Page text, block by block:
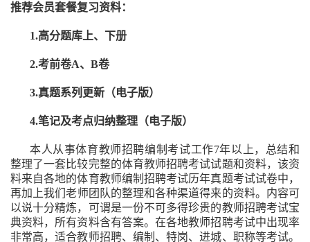
推荐会员套餐复习资料：
1.高分题库上、下册
2.考前卷A、B卷
3.真题系列更新（电子版）
4.笔记及考点归纳整理（电子版）
本人从事体育教师招聘编制考试工作7年以上，总结和
整理了一套比较完整的体育教师招聘考试试题和资料，该资
料来自各地的体育教师编制招聘考试历年真题考试试卷中，
再加上我们老师 团队的整理和各种渠道得来的资料。内容可
以说十分精炼，可谓是一份不可多得珍贵的教师招聘考试宝
典资料，所有资料含有答案。在各地教师招聘考试中出现率
非常高，适合教师招聘、编制、特岗、进城、职称等考试。